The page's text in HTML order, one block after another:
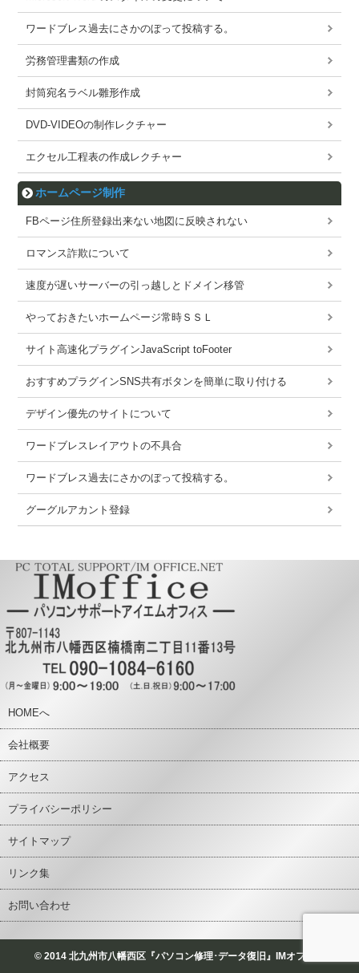
ワードブレス過去にさかのぼって投稿する。
労務管理書類の作成
封筒宛名ラベル雛形作成
DVD-VIDEOの制作レクチャー
エクセル工程表の作成レクチャー
ホームページ制作
FBページ住所登録出来ない地図に反映されない
ロマンス詐欺について
速度が遅いサーバーの引っ越しとドメイン移管
やっておきたいホームページ常時ＳＳＬ
サイト高速化プラグインJavaScript toFooter
おすすめプラグインSNS共有ボタンを簡単に取り付ける
デザイン優先のサイトについて
ワードブレスレイアウトの不具合
ワードブレス過去にさかのぼって投稿する。
グーグルアカント登録
HOMEへ
会社概要
アクセス
プライバシーポリシー
サイトマップ
リンク集
お問い合わせ
© 2014 北九州市八幡西区『パソコン修理･データ復旧』IMオフィス